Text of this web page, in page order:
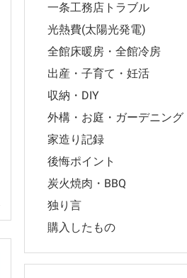
一条工務店トラブル
光熱費(太陽光発電)
全館床暖房・全館冷房
出産・子育て・妊活
収納・DIY
外構・お庭・ガーデニング
家造り記録
後悔ポイント
炭火焼肉・BBQ
独り言
購入したもの